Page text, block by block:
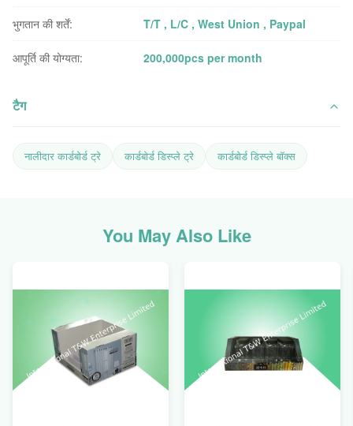
भुगतान की शर्तें: T/T , L/C , West Union , Paypal
आपूर्ति की योग्यता: 200,000pcs per month
टैग
नालीदार कार्डबोर्ड ट्रे कार्डबोर्ड डिस्प्ले ट्रे कार्डबोर्ड डिस्प्ले बॉक्स
You May Also Like